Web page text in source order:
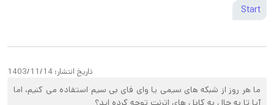
Start
تاریخ انتشار: 1403/11/14
ما هر روز از شبکه های سیمی یا وای فای بی سیم استفاده می کنیم، اما
آیا تا به حال به کابل های اترنت توجه کرده اید؟